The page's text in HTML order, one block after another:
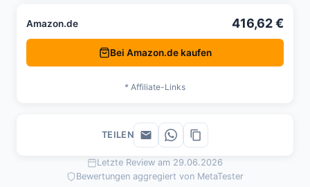
Letzte Review am 29.06.2026
Bewertungen aggregiert von MetaTester
Amazon.de 416,62 €
Bei Amazon.de kaufen
* Affiliate-Links
TEILEN